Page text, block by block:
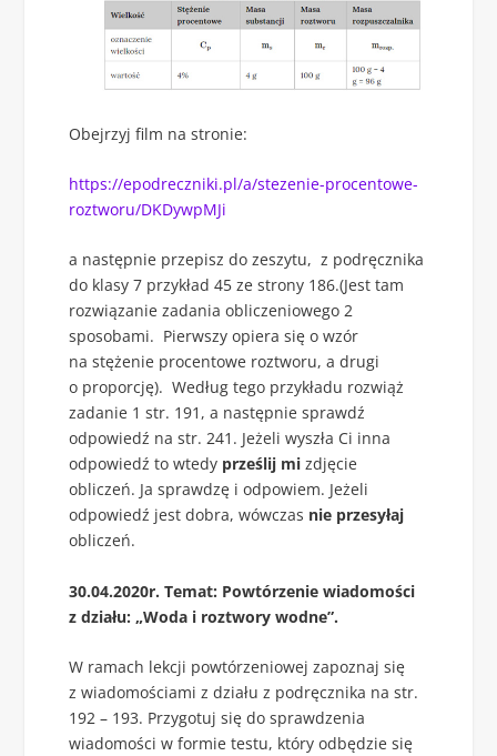
Obejrzyj film na stronie:
https://epodreczniki.pl/a/stezenie-procentowe-
roztworu/DKDywpMJi
a następnie przepisz do zeszytu, z podręcznika
do klasy 7 przykład 45 ze strony 186.(Jest tam
rozwiązanie zadania obliczeniowego 2
sposobami. Pierwszy opiera się o wzór
na stężenie procentowe roztworu, a drugi
o proporcję). Według tego przykładu rozwiąż
zadanie 1 str. 191, a następnie sprawdź
odpowiedź na str. 241. Jeżeli wyszła Ci inna
odpowiedź to wtedy prześlij mi zdjęcie
obliczeń. Ja sprawdzę i odpowiem. Jeżeli
odpowiedź jest dobra, wówczas nie przesyłaj
obliczeń.
30.04.2020r. Temat: Powtórzenie wiadomości
z działu: „Woda i roztwory wodne”.
W ramach lekcji powtórzeniowej zapoznaj się
z wiadomościami z działu z podręcznika na str.
192 – 193. Przygotuj się do sprawdzenia
wiadomości w formie testu, który odbędzie się